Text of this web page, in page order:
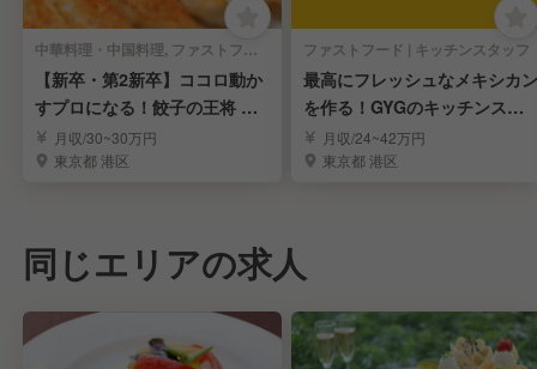
中華料理・中国料理, ファストフード | キッチンスタッフ
【新卒・第2新卒】ココロ動か
すプロになる！餃子の王将 店
舗スタッフ募集
月収/30~30万円
東京都 港区
ファストフード | キッチンスタッフ
最高にフレッシュなメキシカン
を作る！GYGのキッチンスタ
ッフ月収/24~42万円
東京都 港区
同じエリアの求人